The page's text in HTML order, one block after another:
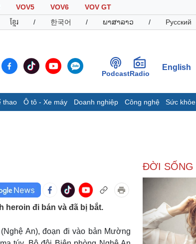
VOV5 VOV6
VOV GT
ខ្មែរ / 한국어 / ພາສາລາວ / Русский
PodcastRadio
English
thao Ô tô - Xe máy Doanh nghiệp Công nghệ Sức khỏe
Ô tô - Xe máy
Xe máy
Tư vấn
Thông tin doanh nghiệp
Doanh nghiệp 24h
Doanh nhân
heroin đi bán và đã bị bắt.
An), đoạn đi vào bản Mường
ĐỜI SỐNG